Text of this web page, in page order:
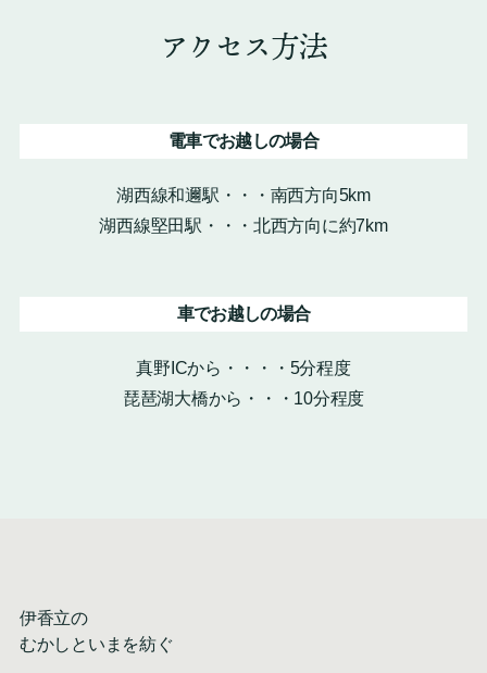
アクセス方法
電車でお越しの場合
湖西線和邇駅・・・南西方向5km
湖西線堅田駅・・・北西方向に約7km
車でお越しの場合
真野ICから・・・・5分程度
琵琶湖大橋から・・・10分程度
伊香立の
むかしといまを紡ぐ